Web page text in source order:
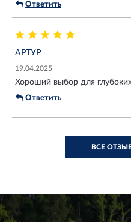
Ответить
АРТУР
19.04.2025
Хороший выбор для
Ответить
ВСЕ